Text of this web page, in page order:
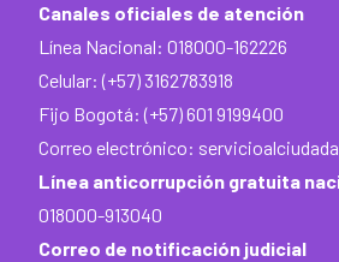
Canales oficiales de atención
Línea Nacional: 018000-162226
Celular: (+57) 3162783918
Fijo Bogotá: (+57) 601 9199400
Correo electrónico:
Línea anticorrupción gratuita
018000-913040
Correo de notificación judicial